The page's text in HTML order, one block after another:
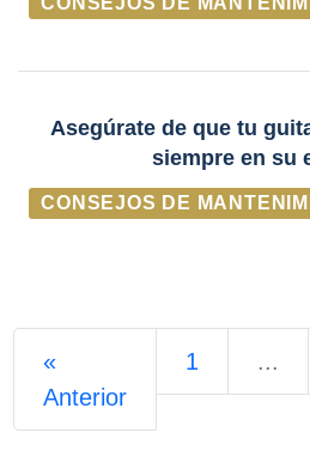
Asegúrate de que tu
siempre en su
CONSEJOS DE
«
Anterior
1 ...